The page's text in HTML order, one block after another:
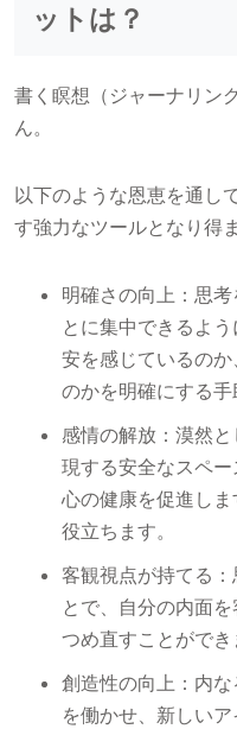
ットは？
書く瞑想（ジャーナリン
ん。
以下のような恩恵を通し
す強力なツールとなり得ま
明確さの向上：思
とに集中できるよ
安を感じているの
のかを明確にする手
感情の解放：漠然
現する安全なスペー
心の健康を促進し
役立ちます。
客観視点が持てる
とで、自分の内面
つめ直すことができ
創造性の向上：内
を働かせ、新しいア